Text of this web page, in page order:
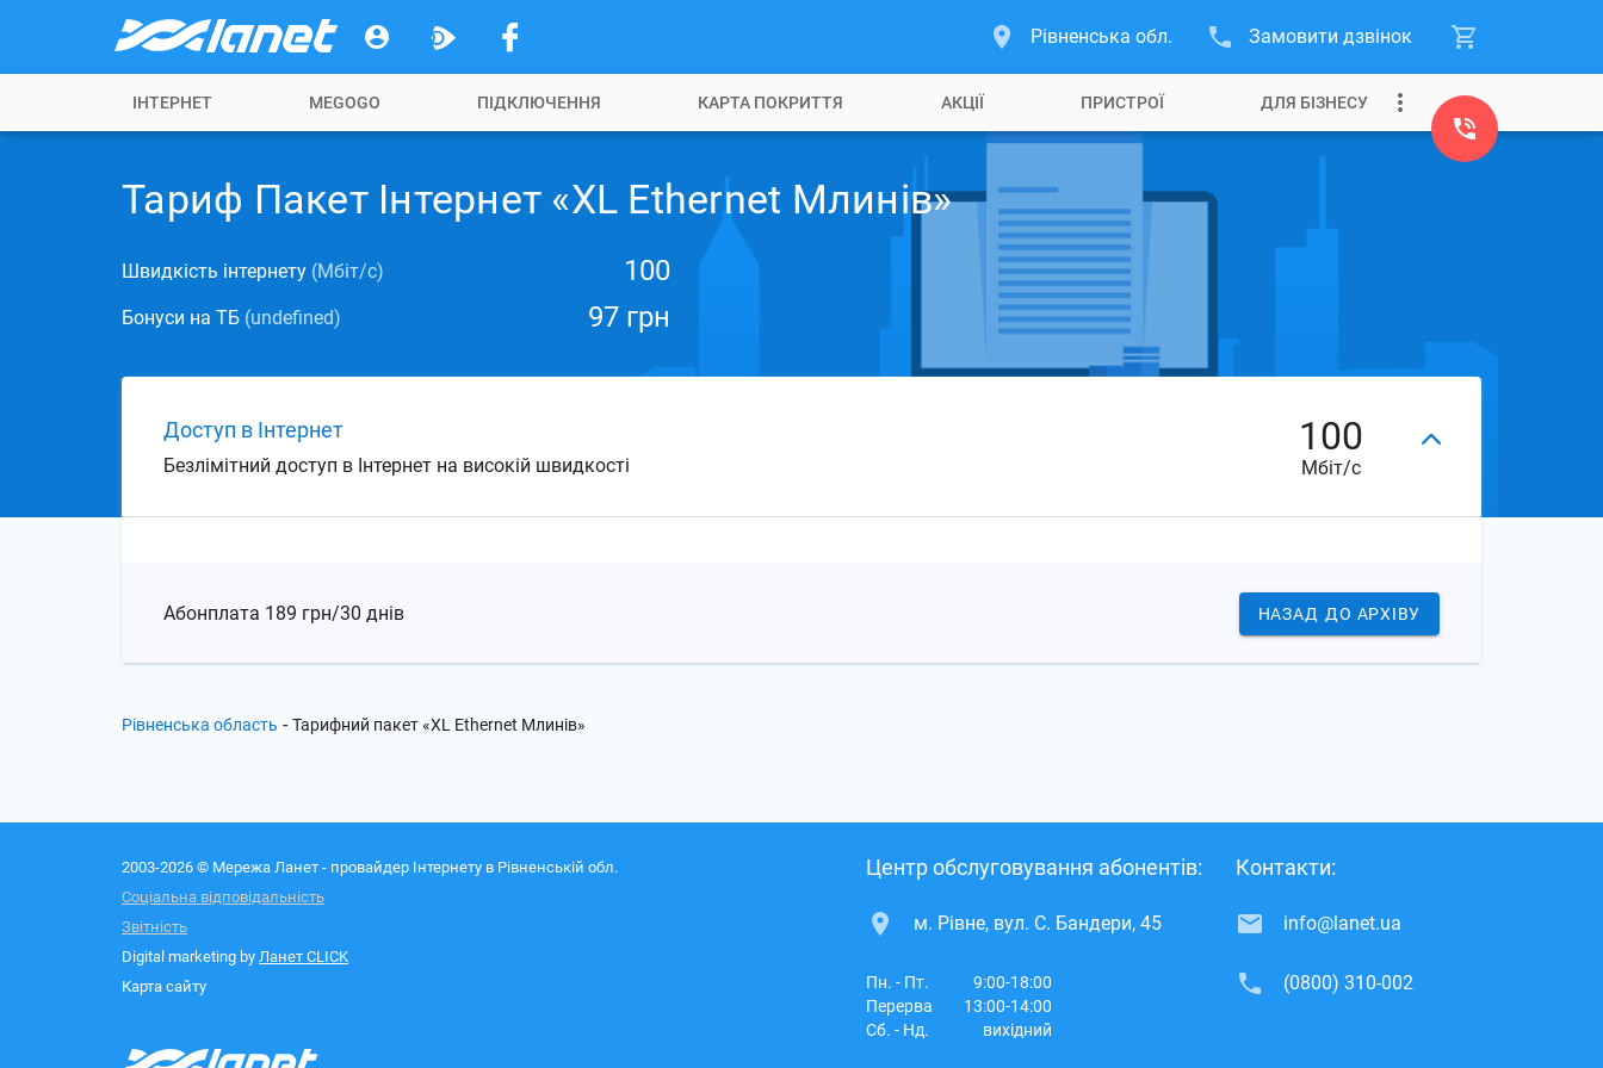
Рівненська обл. Замовити дзвінок
ІНТЕРНЕТ MEGOGO ПІДКЛЮЧЕННЯ КАРТА ПОКРИТТЯ АКЦІЇ ПРИСТРОЇ ДЛЯ БІЗНЕСУ
Тариф Пакет Інтернет «XL Ethernet Млинів»
Швидкість інтернету (Мбіт/с) 100
Бонуси на ТБ (undefined) 97 грн
Доступ в Інтернет
Безлімітний доступ в Інтернет на високій швидкості
100
Мбіт/с
Абонплата 189 грн/30 днів НАЗАД ДО АРХІВУ
Рівненська область - Тарифний пакет «XL Ethernet Млинів»
2003-2026 © Мережа Ланет - провайдер Інтернету в Рівненській обл.
Соціальна відповідальність
Звітність
Digital marketing by Ланет CLICK
Карта сайту
Центр обслуговування абонентів:
м. Рівне, вул. С. Бандери, 45
Пн. - Пт.
9:00-18:00
Перерва
13:00-14:00
Сб. - Нд.
вихідний
Контакти:
info@lanet.ua
(0800) 310-002